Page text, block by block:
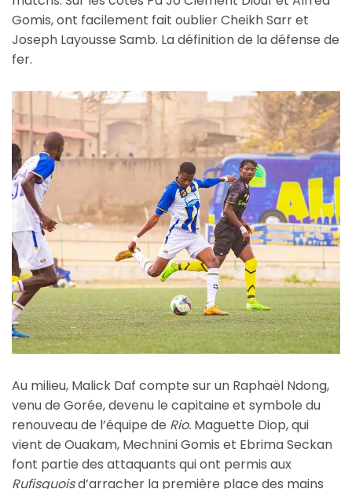
Gomis, ont facilement fait oublier Cheikh Sarr et
Joseph Layousse Samb. La définition de la défense de
fer.
Au milieu, Malick Daf compte sur un Raphaël Ndong,
venu de Gorée, devenu le capitaine et symbole du
renouveau de l’équipe de Rio. Maguette Diop, qui
vient de Ouakam, Mechnini Gomis et Ebrima Seckan
font partie des attaquants qui ont permis aux
Rufisquoisd’arracher la première place des mains